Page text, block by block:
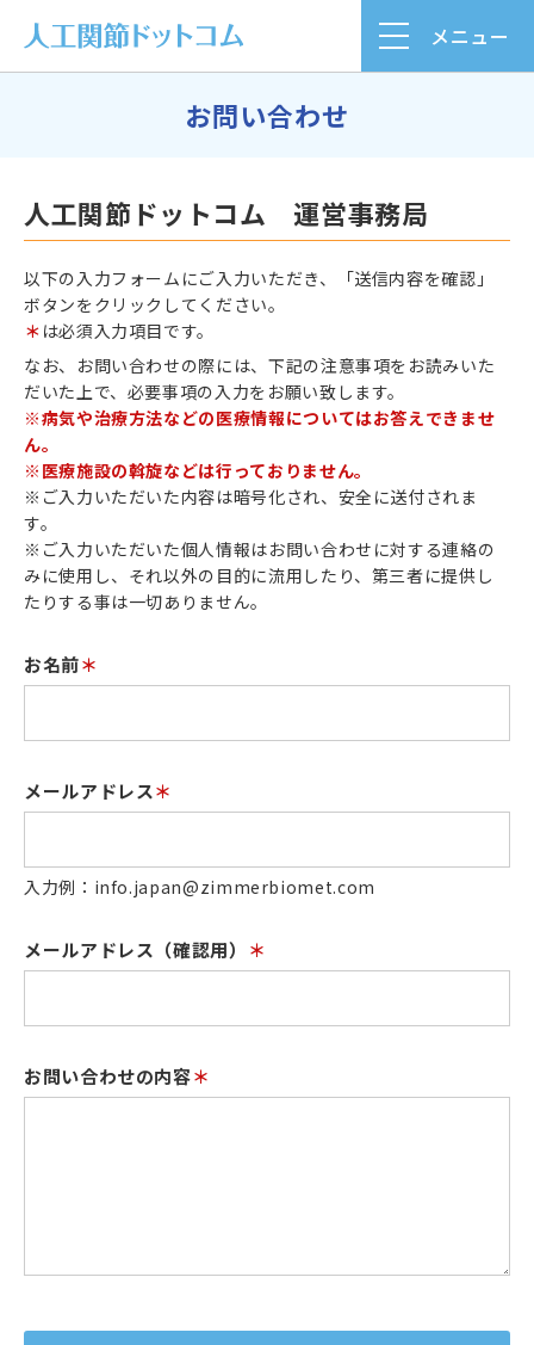
メニュー
お問い合わせ
人工関節ドットコム 運営事務局
以下の入力フォームにご入力いただき、「送信内容を確認」
ボタンをクリックしてください。
＊ は必須入力項目です。
なお、お問い合わせの際には、下記の注意事項をお読みいた
だいた上で、必要事項の入力をお願い致します。
※病気や治療方法などの医療情報についてはお答えできませ
ん。
※医療施設の斡旋などは行っておりません。
※ご入力いただいた内容は暗号化され、安全に送付されま
す。
※ご入力いただいた個人情報はお問い合わせに対する連絡の
みに使用し、それ以外の目的に流用したり、第三者に提供し
たりする事は一切ありません。
お名前＊
メールアドレス＊
入力例：info.japan@zimmerbiomet.com
メールアドレス（確認用） ＊
お問い合わせの内容＊